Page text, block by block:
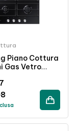
Piano Cottura
Gas Vetro
Nero